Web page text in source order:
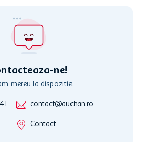
in Termene si Conditii. Auchan
utilizarii Cardului in perioada in
sau in perioada in care sunt efectuate
ne!
mereu la dispozitie.
contact@auchan.ro
Contact